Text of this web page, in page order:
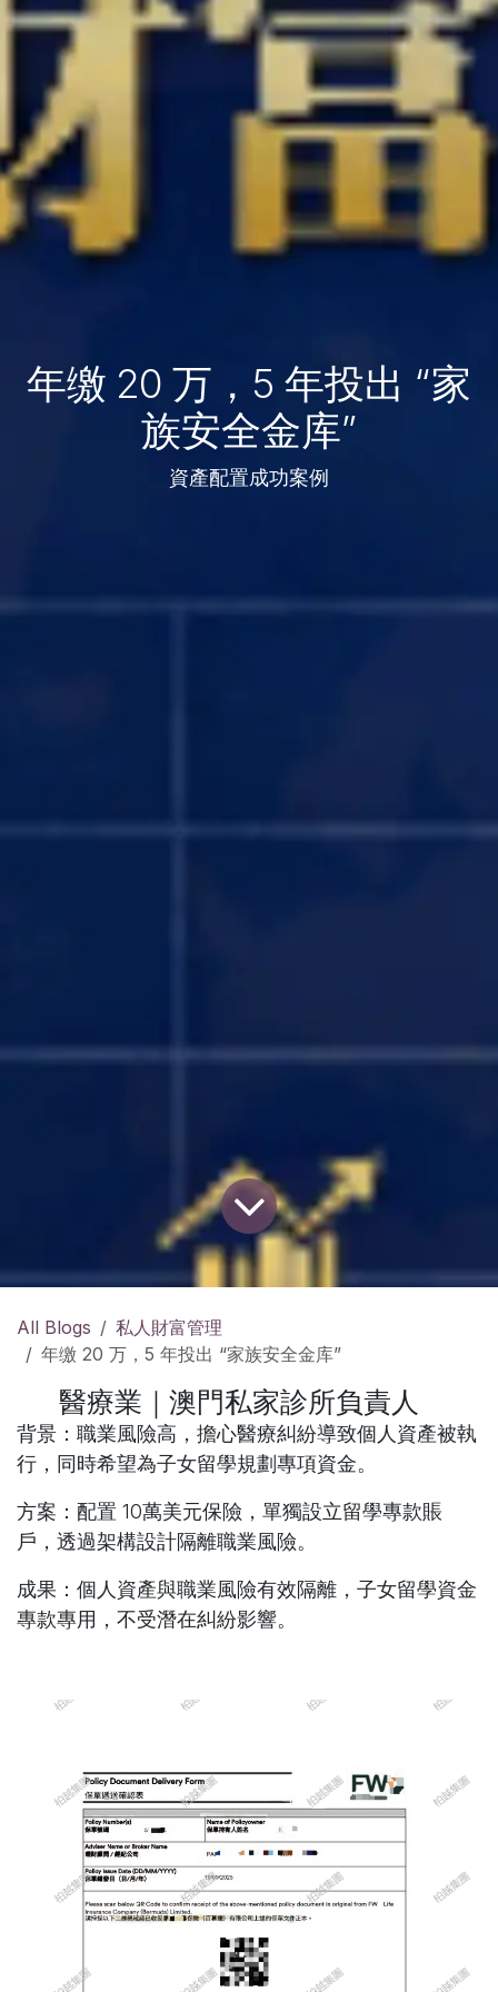
年缴 20 万，5 年投出 “家
族安全金库”
資產配置成功案例
All Blogs
私人財富管理
年缴 20 万，5 年投出 “家族安全金库”
醫療業｜澳門私家診所負責人
背景 ：職業風險高，擔心醫療糾紛導致個人資產被執
行，同時希望為子女留學規劃專項資金。
方案 ：配置 10萬美元保險，單獨設立留學專款賬
戶，透過架構設計隔離職業風險。
成果 ：個人資產與職業風險有效隔離，子女留學資金
專款專用，不受潛在糾紛影響。